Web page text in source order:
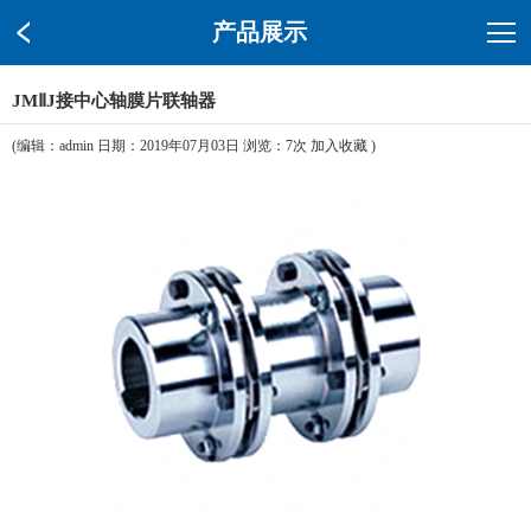
产品展示
JMⅡJ接中心轴膜片联轴器
(编辑：admin 日期：2019年07月03日 浏览： 7次 加入收藏 )